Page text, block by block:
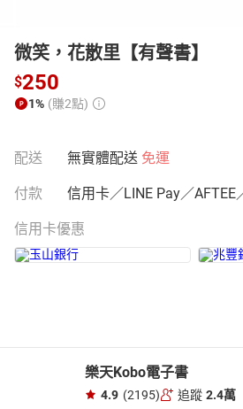
微笑，花散里【有聲書】
$250
1% (賺2點)
配送 無實體配送 免運
付款 信用卡／LINE Pay／AFTEE
信用卡優惠
樂天Kobo電子書
4.9 (2195) 追蹤 2.4萬